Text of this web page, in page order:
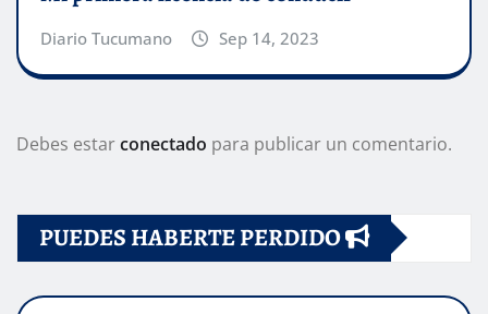
Diario Tucumano Sep 14, 2023
Debes estarconectado para publicar un comentario.
PUEDES HABERTE PERDIDO